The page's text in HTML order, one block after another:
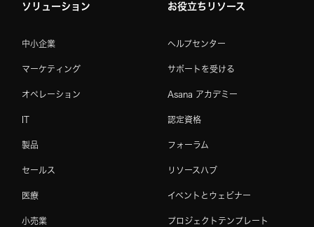
ソリューション
中小企業
マーケティング
オペレーション
IT
製品
セールス
医療
小売業
お役立ちリソース
ヘルプセンター
サポートを受ける
Asana アカデミー
認定資格
フォーラム
リソースハブ
イベントとウェビナー
プロジェクトテンプレート